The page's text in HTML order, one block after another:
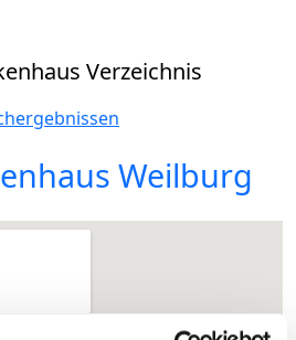
Weilburg